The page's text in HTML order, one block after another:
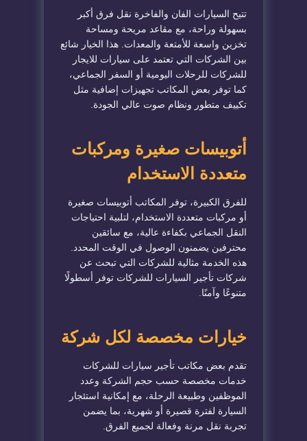
تتيح السيارات الفان والفاخرة نقل فرق أكبر
بسهولة وراحة، مع مقاعد مريحة ومساحة
تخزين واسعة للأمتعة والمعدات. هذا الخيار شائع
بين الشركات التي تعتمد على سيارات للايجار
للشركات للرحلات اليومية أو السفر الجماعي،
كما توفر بعض المكاتب تجهيزات إضافية مثل
تكييف متطور ونظام صوت عالي الجودة.
أتوبيسات صغيرة ومركبات
متعددة الاستخدام
للفرق الكبيرة، توفر المكاتب أتوبيسات صغيرة
أو مركبات متعددة الاستخدام، لتلبية احتياجات
النقل الجماعي بكفاءة عالية، مع سائقين
محترفين يضمنون الوصول في الوقت المحدد.
هذه الخدمة مثالية للشركات التي تبحث عن
شركات تأجير السيارات للشركات توفر أسطولًا
متنوعًا وآمنًا.
خيارات مخصصة لكل شركة
تقدم بعض مكاتب تأجير سيارات للشركات
خدمات مخصصة حسب حجم الشركة وعدد
الموظفين وطبيعة الرحلة، مع إمكانية استئجار
السيارة لفترة قصيرة أو شهرية، بما يضمن
تجربة نقل مرنة وفعالة لجميع الفرق.